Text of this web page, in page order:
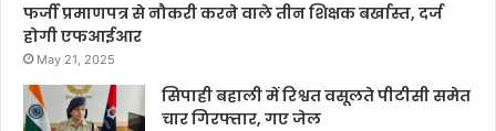
फर्जी प्रमाणपत्र से नौकरी करने वाले तीन शिक्षक बर्खास्त, दर्ज
होगी एफआईआर
May 21, 2025
सिपाही बहाली में रिश्वत वसूलते पीटीसी समेत
चार गिरफ्तार, गए जेल